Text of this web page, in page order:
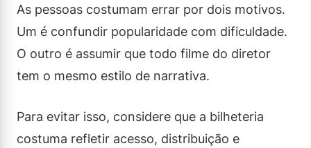
As pessoas costumam errar por dois motivos.
Um é confundir popularidade com dificuldade.
O outro é assumir que todo filme do diretor
tem o mesmo estilo de narrativa.
Para evitar isso, considere que a bilheteria
costuma refletir acesso, distribuição e